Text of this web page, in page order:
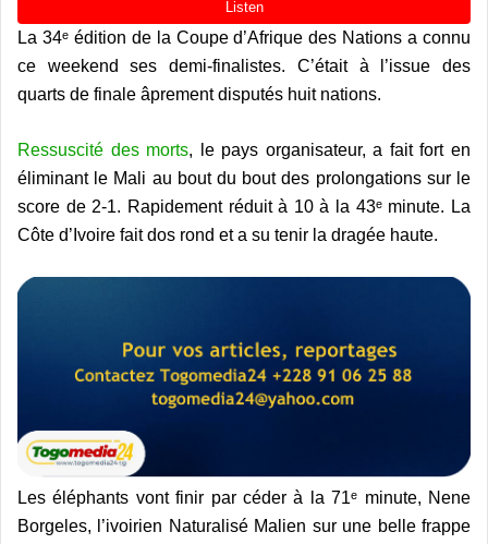
La 34ᵉ édition de la Coupe d’Afrique des Nations a connu
ce weekend ses demi-finalistes. C’était à l’issue des
quarts de finale âprement disputés huit nations.
Ressuscité des morts, le pays organisateur, a fait fort en
éliminant le Mali au bout du bout des prolongations sur le
score de 2-1. Rapidement réduit à 10 à la 43ᵉ minute. La
Côte d’Ivoire fait dos rond et a su tenir la dragée haute.
Les éléphants vont finir par céder à la 71ᵉ minute, Nene
Borgeles, l’ivoirien Naturalisé Malien sur une belle frappe